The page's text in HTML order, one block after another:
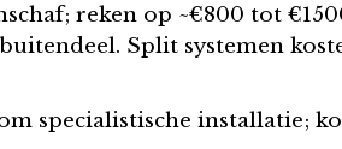
reken op ~€800 tot
Split systemen
specialistische installatie;